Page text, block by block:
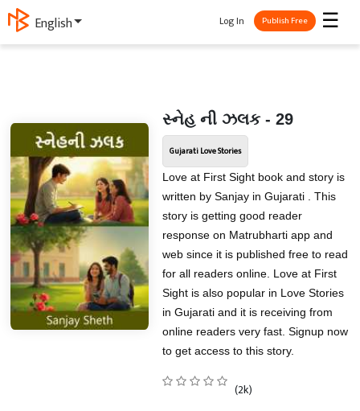
English ☰
Log In Publish Free
સ્નેહ ની ઝલક - 29
Gujarati Love Stories
Love at First Sight book and story is
written by Sanjay in Gujarati . This
story is getting good reader
response on Matrubharti app and
web since it is published free to read
for all readers online. Love at First
Sight is also popular in Love Stories
in Gujarati and it is receiving from
online readers very fast. Signup now
to get access to this story.
(2k)